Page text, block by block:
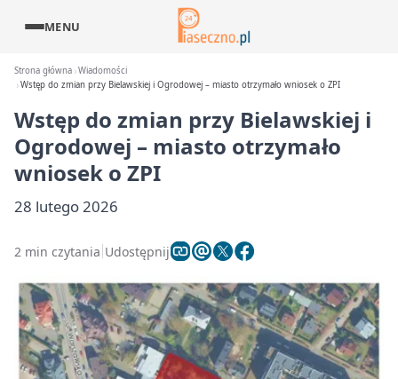
MENU
Strona główna Wiadomości
Wstęp do zmian przy Bielawskiej i Ogrodowej – miasto otrzymało wniosek o ZPI
Wstęp do zmian przy Bielawskiej i
Ogrodowej – miasto otrzymało
wniosek o ZPI
28 lutego 2026
2 min czytania Udostępnij